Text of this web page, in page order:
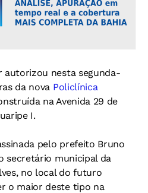
autorizou nesta segunda-
da nova Policlínica
na Avenida 29 de
I.
pelo prefeito Bruno
secretário municipal da
no local do futuro
o maior deste tipo na